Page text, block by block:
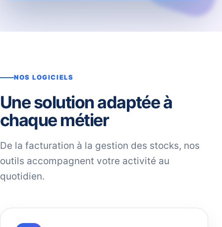
NOS LOGICIELS
Une solution adaptée à
chaque métier
De la facturation à la gestion des stocks, nos
outils accompagnent votre activité au
quotidien.